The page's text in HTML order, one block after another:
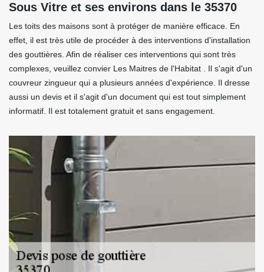
Sous Vitre et ses environs dans le 35370
Les toits des maisons sont à protéger de manière efficace. En
effet, il est très utile de procéder à des interventions d'installation
des gouttières. Afin de réaliser ces interventions qui sont très
complexes, veuillez convier Les Maitres de l'Habitat . Il s'agit d'un
couvreur zingueur qui a plusieurs années d'expérience. Il dresse
aussi un devis et il s'agit d'un document qui est tout simplement
informatif. Il est totalement gratuit et sans engagement.